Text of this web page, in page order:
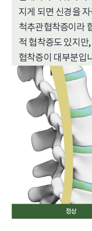
지게 되면 신경을
척추관협착증이라
적 협착증도 있지만
협착증이 대부분입